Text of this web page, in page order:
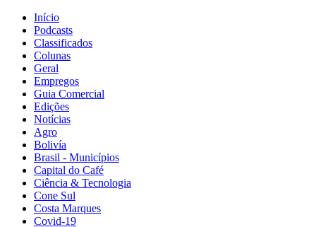
Início
Podcasts
Classificados
Colunas
Geral
Empregos
Guia Comercial
Edições
Notícias
Agro
Bolivía
Brasil - Municípios
Capital do Café
Ciência & Tecnologia
Cone Sul
Costa Marques
Covid-19